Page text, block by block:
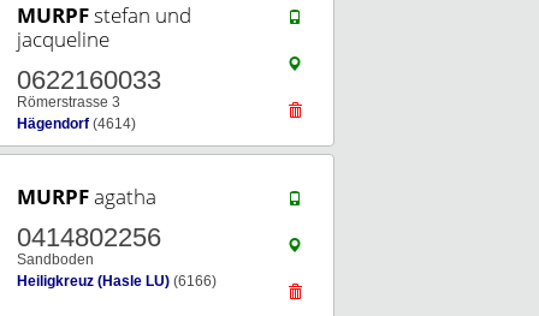
MURPFstefan und
jacqueline
0622160033
Römerstrasse 3
Hägendorf (4614)
MURPFagatha
0414802256
Sandboden
Heiligkreuz (Hasle LU) (6166)